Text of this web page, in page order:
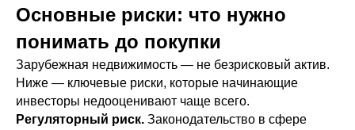
Основные риски: что нужно
понимать до покупки
Зарубежная недвижимость — не безрисковый актив.
Ниже — ключевые риски, которые начинающие
инвесторы недооценивают чаще всего.
Регуляторный риск. Законодательство в сфере